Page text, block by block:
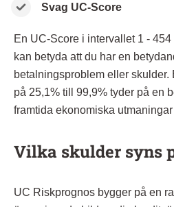
Svag UC-Score
En UC-Score i intervallet 1 -
kan betyda att du har en
betalningsproblem eller
på 25,1% till 99,9% tyder på en
framtida ekonomiska
Vilka skulder syns
UC Riskprognos bygger på en